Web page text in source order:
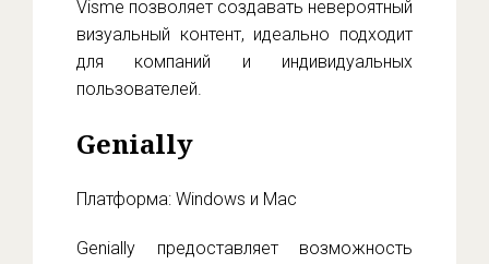
Visme позволяет создавать невероятный
визуальный контент, идеально подходит
для компаний и индивидуальных
пользователей.
Genially
Платформа: Windows и Mac
Genially предоставляет возможность